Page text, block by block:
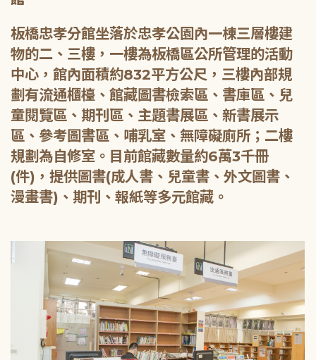
板橋忠孝分館坐落於忠孝公園內一棟三層樓建
物的二、三樓，一樓為板橋區公所管理的活動
中心，館內面積約832平方公尺，三樓內部規
劃有流通櫃檯、館藏圖書檢索區、書庫區、兒
童閱覽區、期刊區、主題書展區、新書展示
區、參考圖書區、哺乳室、無障礙廁所；二樓
規劃為自修室。目前館藏數量約6萬3千冊
(件)，提供圖書(成人書、兒童書、外文圖書、
漫畫書)、期刊、報紙等多元館藏。